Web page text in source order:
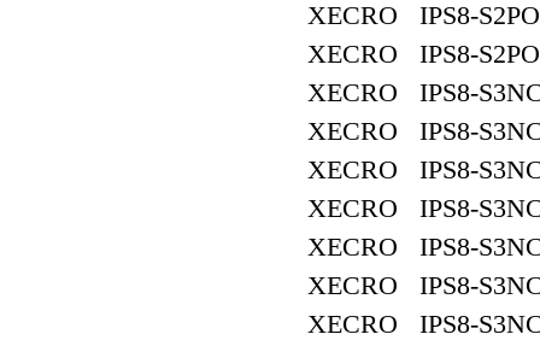
XECRO IPS8-
XECRO IPS8-
XECRO IPS8-
XECRO IPS8-
XECRO IPS8-
XECRO IPS8-
XECRO IPS8-
XECRO IPS8-
XECRO IPS8-